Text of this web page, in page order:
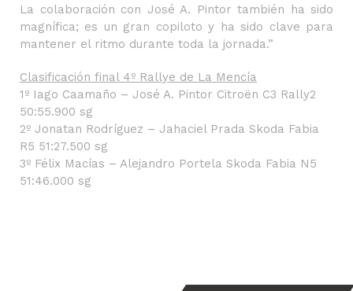
La colaboración con José A. Pintor también ha sido
magnífica; es un gran copiloto y ha sido clave para
mantener el ritmo durante toda la jornada.”
Clasificación final 4º Rallye de La Mencía
1º Iago Caamaño – José A. Pintor Citroën C3 Rally2
50:55.900 sg
2º Jonatan Rodríguez – Jahaciel Prada Skoda Fabia
R5 51:27.500 sg
3º Félix Macías – Alejandro Portela Skoda Fabia N5
51:46.000 sg